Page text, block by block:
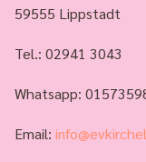
59555 Lippstadt
Tel.: 02941 3043
Whatsapp:
Email: